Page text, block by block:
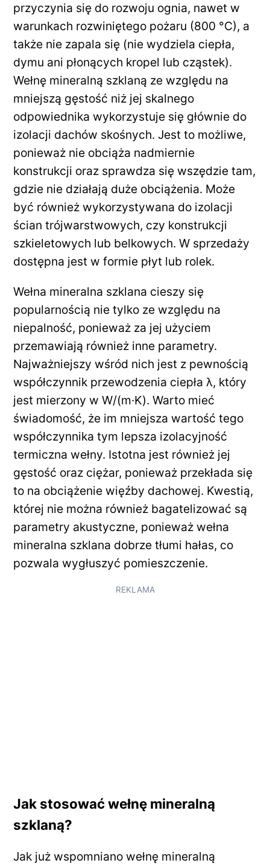
przyczynia się do rozwoju ognia, nawet w
warunkach rozwiniętego pożaru (800 °C), a
także nie zapala się (nie wydziela ciepła,
dymu ani płonących kropel lub cząstek).
Wełnę mineralną szklaną ze względu na
mniejszą gęstość niż jej skalnego
odpowiednika wykorzystuje się głównie do
izolacji dachów skośnych. Jest to możliwe,
ponieważ nie obciąża nadmiernie
konstrukcji oraz sprawdza się wszędzie tam,
gdzie nie działają duże obciążenia. Może
być również wykorzystywana do izolacji
ścian trójwarstwowych, czy konstrukcji
szkieletowych lub belkowych. W sprzedaży
dostępna jest w formie płyt lub rolek.
Wełna mineralna szklana cieszy się
popularnością nie tylko ze względu na
niepalność, ponieważ za jej użyciem
przemawiają również inne parametry.
Najważniejszy wśród nich jest z pewnością
współczynnik przewodzenia ciepła λ, który
jest mierzony w W/(m·K). Warto mieć
świadomość, że im mniejsza wartość tego
współczynnika tym lepsza izolacyjność
termiczna wełny. Istotna jest również jej
gęstość oraz ciężar, ponieważ przekłada się
to na obciążenie więźby dachowej. Kwestią,
której nie można również bagatelizować są
parametry akustyczne, ponieważ wełna
mineralna szklana dobrze tłumi hałas, co
pozwala wygłuszyć pomieszczenie.
REKLAMA
Jak stosować wełnę mineralną
szklaną?
Jak już wspomniano wełnę mineralną